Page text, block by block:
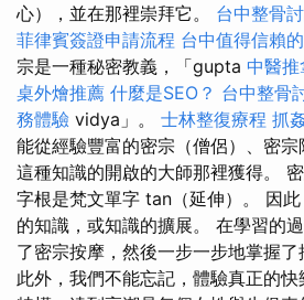
心），並在那裡崇拜它。 台中整骨
菲律賓簽證申請流程 台中值得信賴
宗是一種秘密教義，「gupta 中醫
桌外燴推薦 什麼是SEO？ 台中整骨
務體驗 vidya」。 士林整復療程 抓
能從經驗豐富的密宗（僧侶）、密
這種知識的開啟的大師那裡獲得。
字根是梵文單字 tan（延伸）。 因
的知識，或知識的擴展。 在學習的
了密宗按摩，然後一步一步地掌握了
此外，我們不能忘記，體驗真正的